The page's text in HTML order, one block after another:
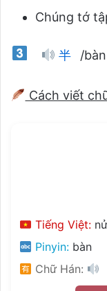
Chúng tớ
半 /
Cách viết
Tiếng Việt:
Pinyin: bàn
Chữ Hán: